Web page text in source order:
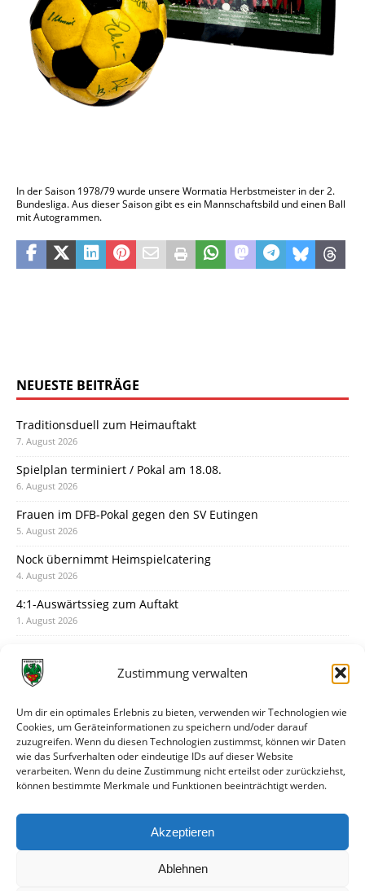
Zustimmung verwalten
Um dir ein optimales Erlebnis zu bieten, verwenden wir Technologien wie
Cookies, um Geräteinformationen zu speichern und/oder darauf
zuzugreifen. Wenn du diesen Technologien zustimmst, können wir Daten
wie das Surfverhalten oder eindeutige IDs auf dieser Website
verarbeiten. Wenn du deine Zustimmung nicht erteilst oder zurückziehst,
können bestimmte Merkmale und Funktionen beeinträchtigt werden.
Akzeptieren
Ablehnen
In der Saison 1978/79 wurde unsere Wormatia Herbstmeister in der 2.
Bundesliga. Aus dieser Saison gibt es ein Mannschaftsbild und einen Ball
mit Autogrammen.
NEUESTE BEITRÄGE
Traditionsduell zum Heimauftakt
7. August 2026
Spielplan terminiert / Pokal am 18.08.
6. August 2026
Frauen im DFB-Pokal gegen den SV Eutingen
5. August 2026
Nock übernimmt Heimspielcatering
4. August 2026
4:1-Auswärtssieg zum Auftakt
1. August 2026
31. Juli 2026
30. Juli 2026
Deine Spielminute: 89+1
28. Juli 2026
Neuer Rückensponsor
Neue Podcast-Folge: So tickt Björn!
27. Juli 2026